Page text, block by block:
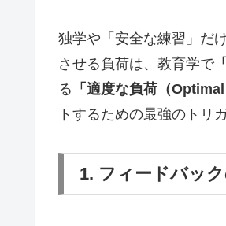
独学や「安全な練習」だ
させる負荷は、教育学で
る 「適度な負荷（
トするための最強のトリ
1. フィードバック